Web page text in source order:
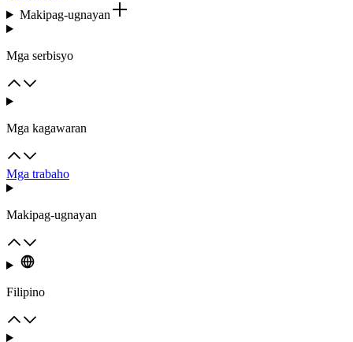
Makipag-ugnayan
Mga serbisyo
Mga kagawaran
Mga trabaho
Makipag-ugnayan
Filipino